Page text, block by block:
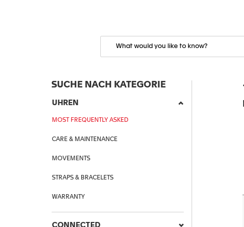
SUCHE NACH KATEGORIE
UHREN
MOST FREQUENTLY ASKED
CARE & MAINTENANCE
MOVEMENTS
STRAPS & BRACELETS
WARRANTY
CONNECTED